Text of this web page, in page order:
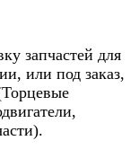
запчастей для
или под заказ,